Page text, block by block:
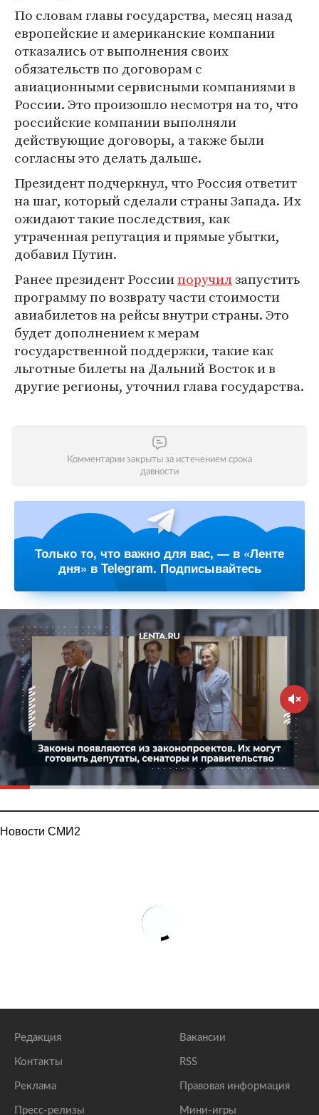
По словам главы государства, месяц назад
европейские и американские компании
отказались от выполнения своих
обязательств по договорам с
авиационными сервисными компаниями в
России. Это произошло несмотря на то, что
российские компании выполняли
действующие договоры, а также были
согласны это делать дальше.
Президент подчеркнул, что Россия ответит
на шаг, который сделали страны Запада. Их
ожидают такие последствия, как
утраченная репутация и прямые убытки,
добавил Путин.
Ранее президент Россиипоручилзапустить
программу по возврату части стоимости
авиабилетов на рейсы внутри страны. Это
будет дополнением к мерам
государственной поддержки, такие как
льготные билеты на Дальний Восток и в
другие регионы, уточнил глава государства.
Комментарии закрыты за истечением срока
давности
Только то, что важно для вас, — в «Ленте
дня» в Telegram. Подписывайтесь
Новости СМИ2
Редакция
Контакты
Реклама
Пресс-релизы
Вакансии
RSS
Правовая информация
Мини-игры